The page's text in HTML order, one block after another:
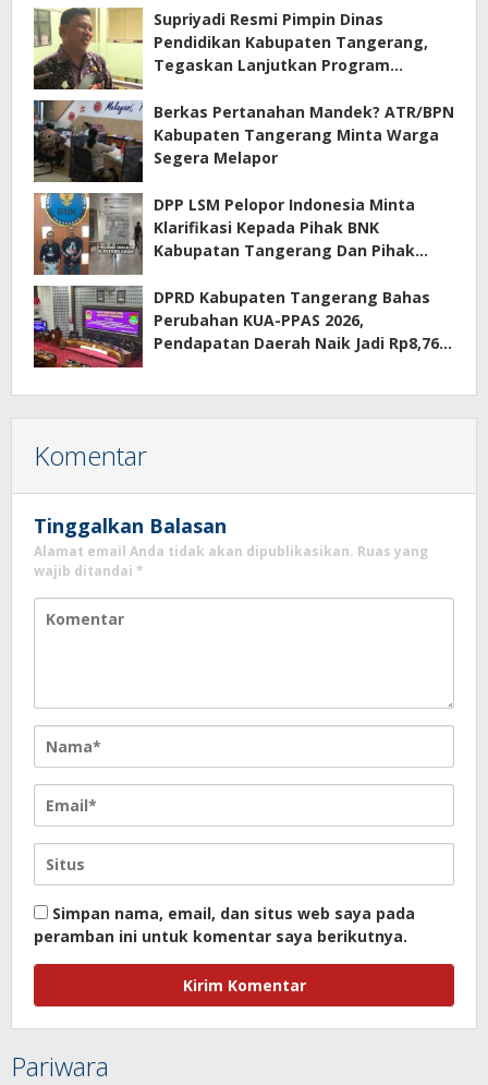
Supriyadi Resmi Pimpin Dinas
Pendidikan Kabupaten Tangerang,
Tegaskan Lanjutkan Program
Berkas Pertanahan Mandek? ATR/BPN
Kabupaten Tangerang Minta Warga
Segera Melapor
DPP LSM Pelopor Indonesia Minta
Klarifikasi Kepada Pihak BNK
Kabupatan Tangerang Dan Pihak
Terkait Sewa Kamar Per Jam
DPRD Kabupaten Tangerang Bahas
Perubahan KUA-PPAS 2026,
Pendapatan Daerah Naik Jadi Rp8,76
Komentar
Tinggalkan Balasan
Alamat email Anda tidak akan dipublikasikan. Ruas yang
wajib ditandai *
Simpan nama, email, dan situs web saya pada
peramban ini untuk komentar saya berikutnya.
Pariwara